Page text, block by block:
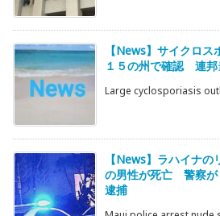
【News】サイクロ
１５の州で確認 連邦
Large cyclosporiasis
【News】ラハイナ
の男性が死亡 警察が
逮捕